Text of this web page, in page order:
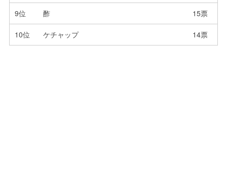
9位 酢 15票
10位 ケチャップ 14票